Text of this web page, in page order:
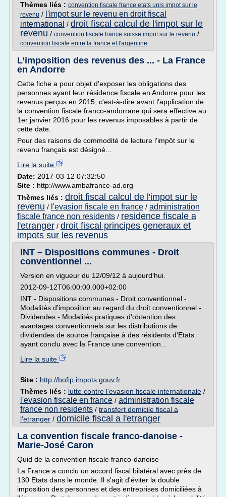
Thèmes liés : convention fiscale france etats unis impot sur le
revenu / l'impot sur le revenu en droit fiscal
international / droit fiscal calcul de l'impot sur le
revenu / convention fiscale france suisse impot sur le revenu /
convention fiscale entre la france et l'argentine
L’imposition des revenus des ... - La France
en Andorre
Cette fiche a pour objet d'exposer les obligations des
personnes ayant leur résidence fiscale en Andorre pour les
revenus perçus en 2015, c'est-à-dire avant l'application de
la convention fiscale franco-andorrane qui sera effective au
1er janvier 2016 pour les revenus imposables à partir de
cette date.
Pour des raisons de commodité de lecture l'impôt sur le
revenu français est désigné...
Lire la suite
Date: 2017-03-12 07:32:50
Site : http://www.ambafrance-ad.org
Thèmes liés : droit fiscal calcul de l'impot sur le
revenu / l'evasion fiscale en france / administration
fiscale france non residents / residence fiscale a
l'etranger / droit fiscal principes generaux et
impots sur les revenus
INT – Dispositions communes - Droit
conventionnel ...
Version en vigueur du 12/09/12 à aujourd'hui.
2012-09-12T06:00:00.000+02:00
INT - Dispositions communes - Droit conventionnel -
Modalités d'imposition au regard du droit conventionnel -
Dividendes - Modalités pratiques d'obtention des
avantages conventionnels sur les distributions de
dividendes de source française à des résidents d'Etats
ayant conclu avec la France une convention...
Lire la suite
Site : http://bofip.impots.gouv.fr
Thèmes liés : lutte contre l'evasion fiscale internationale /
l'evasion fiscale en france / administration fiscale
france non residents / transfert domicile fiscal a
l'etranger / domicile fiscal a l'etranger
La convention fiscale franco-danoise -
Marie-José Caron
Quid de la convention fiscale franco-danoise
La France a conclu un accord fiscal bilatéral avec près de
130 Etats dans le monde. Il s'agit d'éviter la double
imposition des personnes et des entreprises domiciliées à